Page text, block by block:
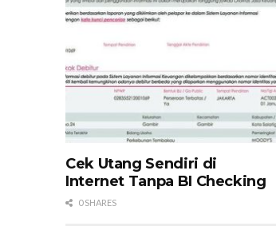
Cek Utang Sendiri di
Internet Tanpa BI Checking
0 SHARES